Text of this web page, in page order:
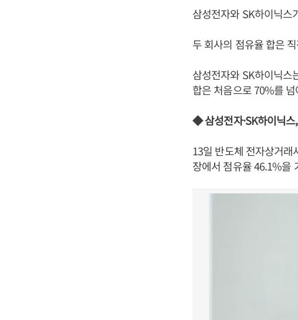
삼성전자와 SK하이닉스
두 회사의 점유율 합은
삼성전자와 SK하이닉스
합은 처음으로 70%를
◆ 삼성전자·SK하이닉
13일 반도체 전자상거래
장에서 점유율 46.1%을